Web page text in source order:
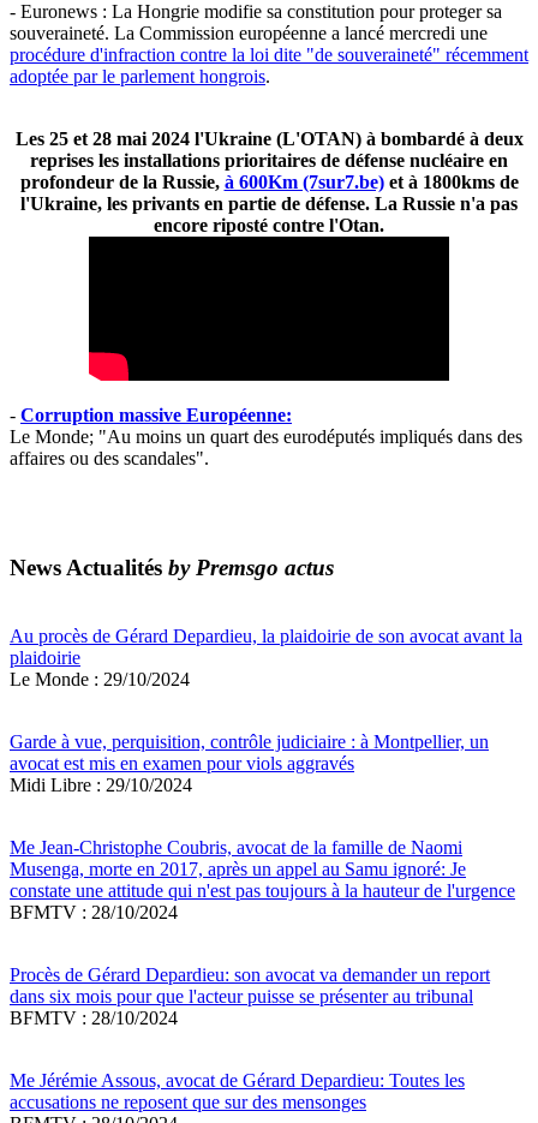
- Euronews : La Hongrie modifie sa constitution pour proteger sa
souveraineté. La Commission européenne a lancé mercredi une
procédure d'infraction contre la loi dite "de souveraineté" récemment
adoptée par le parlement hongrois.
Les 25 et 28 mai 2024 l'Ukraine (L'OTAN) à bombardé à deux
reprises les installations prioritaires de défense nucléaire en
profondeur de la Russie, à 600Km (7sur7.be)et à 1800kms de
l'Ukraine, les privants en partie de défense. La Russie n'a pas
encore riposté contre l'Otan.
- Corruption massive Européenne:
Le Monde; "Au moins un quart des eurodéputés impliqués dans des
affaires ou des scandales".
News Actualités by Premsgo actus
Au procès de Gérard Depardieu, la plaidoirie de son avocat avant la
plaidoirie
Le Monde : 29/10/2024
Garde à vue, perquisition, contrôle judiciaire : à Montpellier, un
avocat est mis en examen pour viols aggravés
Midi Libre : 29/10/2024
Me Jean-Christophe Coubris, avocat de la famille de Naomi
Musenga, morte en 2017, après un appel au Samu ignoré: Je
constate une attitude qui n'est pas toujours à la hauteur de l'urgence
BFMTV : 28/10/2024
Procès de Gérard Depardieu: son avocat va demander un report
dans six mois pour que l'acteur puisse se présenter au tribunal
BFMTV : 28/10/2024
Me Jérémie Assous, avocat de Gérard Depardieu: Toutes les
accusations ne reposent que sur des mensonges